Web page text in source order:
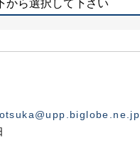
から選択して下さい